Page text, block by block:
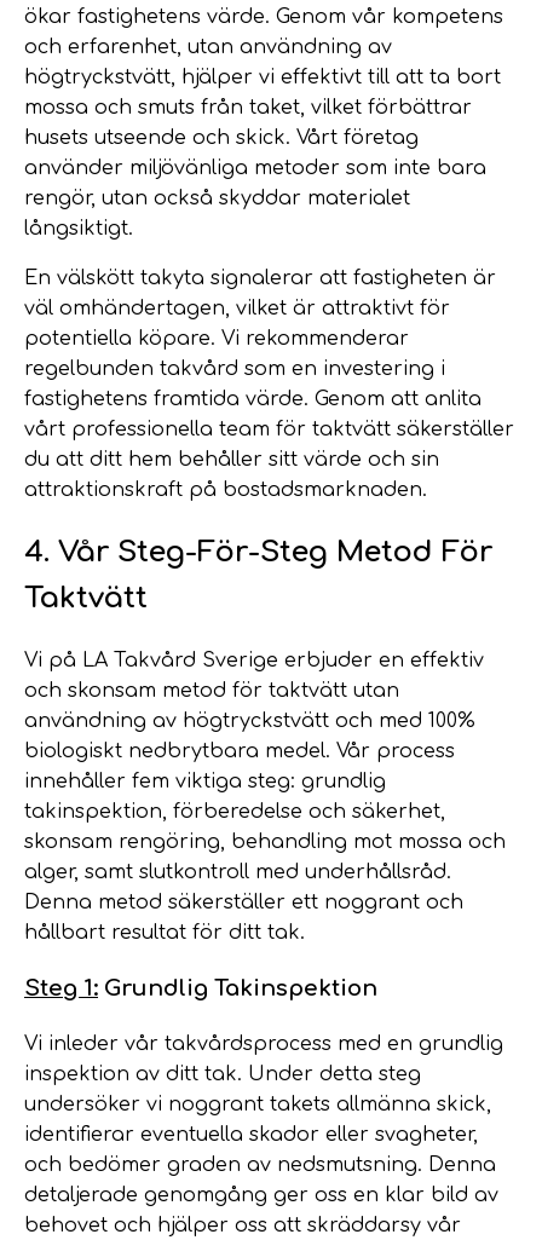
ökar fastighetens värde. Genom vår kompetens
och erfarenhet, utan användning av
högtryckstvätt, hjälper vi effektivt till att ta bort
mossa och smuts från taket, vilket förbättrar
husets utseende och skick. Vårt företag
använder miljövänliga metoder som inte bara
rengör, utan också skyddar materialet
långsiktigt.
En välskött takyta signalerar att fastigheten är
väl omhändertagen, vilket är attraktivt för
potentiella köpare. Vi rekommenderar
regelbunden takvård som en investering i
fastighetens framtida värde. Genom att anlita
vårt professionella team för taktvätt säkerställer
du att ditt hem behåller sitt värde och sin
attraktionskraft på bostadsmarknaden.
4. Vår Steg-För-Steg Metod För
Taktvätt
Vi på LA Takvård Sverige erbjuder en effektiv
och skonsam metod för taktvätt utan
användning av högtryckstvätt och med 100%
biologiskt nedbrytbara medel. Vår process
innehåller fem viktiga steg: grundlig
takinspektion, förberedelse och säkerhet,
skonsam rengöring, behandling mot mossa och
alger, samt slutkontroll med underhållsråd.
Denna metod säkerställer ett noggrant och
hållbart resultat för ditt tak.
Steg 1: Grundlig Takinspektion
Vi inleder vår takvårdsprocess med en grundlig
inspektion av ditt tak. Under detta steg
undersöker vi noggrant takets allmänna skick,
identifierar eventuella skador eller svagheter,
och bedömer graden av nedsmutsning. Denna
detaljerade genomgång ger oss en klar bild av
behovet och hjälper oss att skräddarsy vår